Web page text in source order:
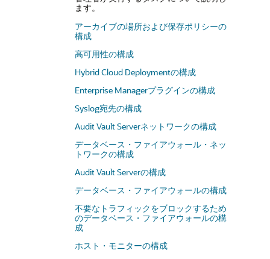
ます。
アーカイブの場所および保存ポリシーの
構成
高可用性の構成
Hybrid Cloud Deploymentの構成
Enterprise Managerプラグインの構成
Syslog宛先の構成
Audit Vault Serverネットワークの構成
データベース・ファイアウォール・ネッ
トワークの構成
Audit Vault Serverの構成
データベース・ファイアウォールの構成
不要なトラフィックをブロックするため
のデータベース・ファイアウォールの構
成
ホスト・モニターの構成